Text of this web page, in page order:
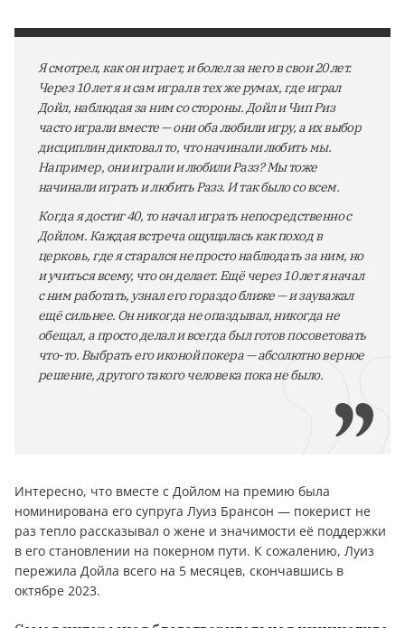
Я смотрел, как он играет, и болел за него в свои 20 лет.
Через 10 лет я и сам играл в тех же румах, где играл
Дойл, наблюдая за ним со стороны. Дойл и Чип Риз
часто играли вместе — они оба любили игру, а их выбор
дисциплин диктовал то, что начинали любить мы.
Например, они играли и любили Разз? Мы тоже
начинали играть и любить Разз. И так было со всем.
Когда я достиг 40, то начал играть непосредственно с
Дойлом. Каждая встреча ощущалась как поход в
церковь, где я старался не просто наблюдать за ним, но
и учиться всему, что он делает. Ещё через 10 лет я начал
с ним работать, узнал его гораздо ближе — и зауважал
ещё сильнее. Он никогда не опаздывал, никогда не
обещал, а просто делал и всегда был готов посоветовать
что-то. Выбрать его иконой покера — абсолютно верное
решение, другого такого человека пока не было.
Интересно, что вместе с Дойлом на премию была
номинирована его супруга Луиз Брансон — покерист не
раз тепло рассказывал о жене и значимости её поддержки
в его становлении на покерном пути. К сожалению, Луиз
пережила Дойла всего на 5 месяцев, скончавшись в
октябре 2023.